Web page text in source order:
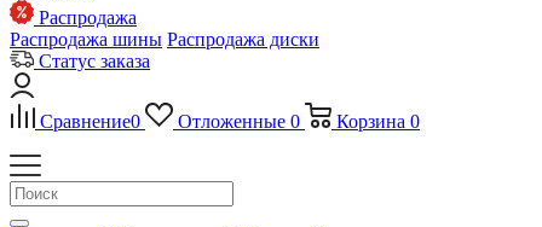
Распродажа
Распродажа шины Распродажа диски
Статус заказа
Сравнение0 Отложенные 0 Корзина 0